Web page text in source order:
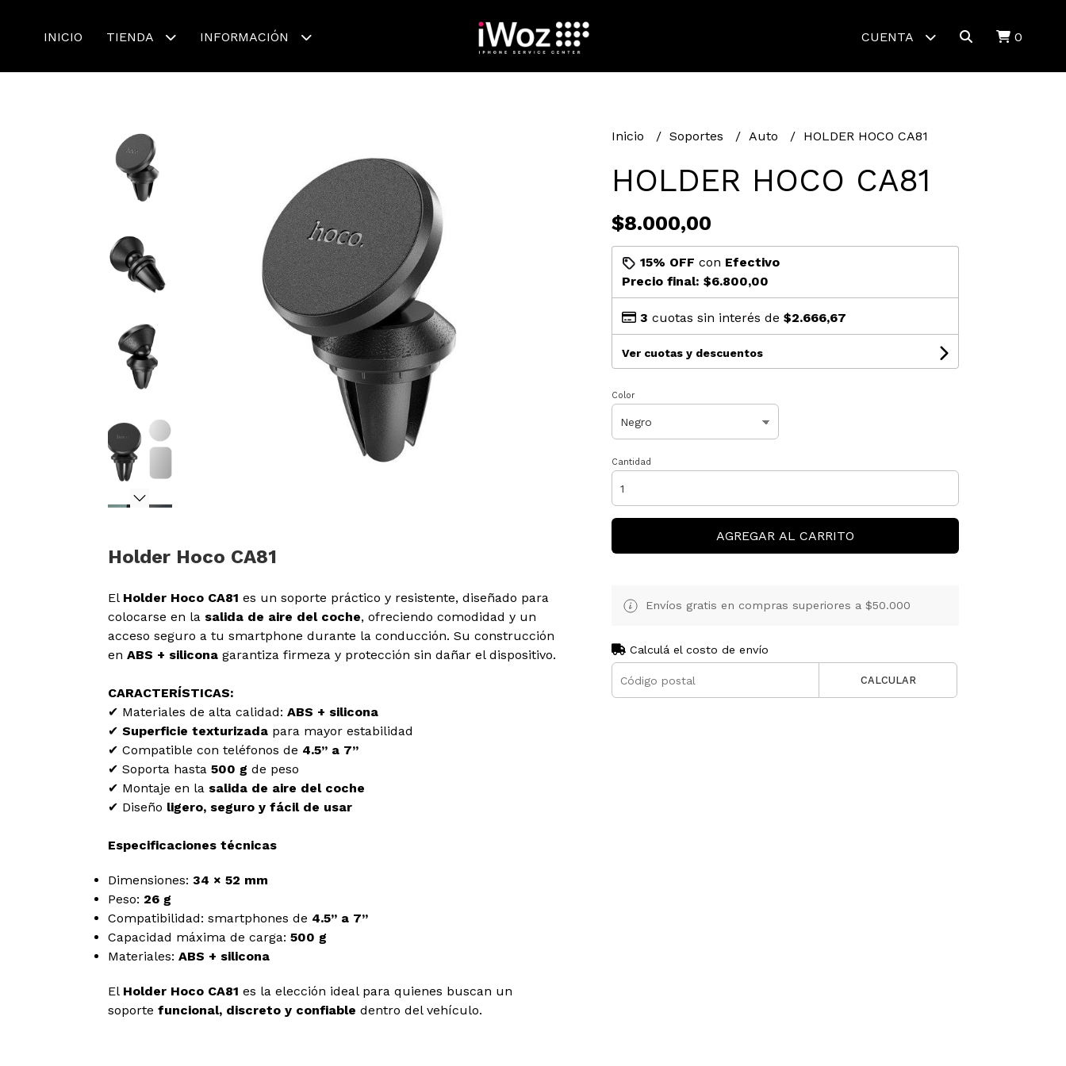
INICIO TIENDA INFORMACIÓN CUENTA 0
Holder Hoco CA81
El Holder Hoco CA81 es un soporte práctico y resistente, diseñado para
colocarse en la salida de aire del coche, ofreciendo comodidad y un
acceso seguro a tu smartphone durante la conducción. Su construcción
en ABS + siliconagarantiza firmeza y protección sin dañar el dispositivo.
CARACTERÍSTICAS:
✔ Materiales de alta calidad: ABS + silicona
✔ Superficie texturizadapara mayor estabilidad
✔ Compatible con teléfonos de 4.5’’ a 7’’
✔ Soporta hasta 500 g de peso
✔ Montaje en la salida de aire del coche
✔ Diseño ligero, seguro y fácil de usar
Especificaciones técnicas
Dimensiones: 34 × 52 mm
Peso: 26 g
Compatibilidad: smartphones de 4.5’’ a 7’’
Capacidad máxima de carga: 500 g
Materiales: ABS + silicona
El Holder Hoco CA81 es la elección ideal para quienes buscan un
soporte funcional, discreto y confiable dentro del vehículo.
Inicio Soportes Auto HOLDER HOCO CA81
HOLDER HOCO CA81
$8.000,00
15% OFF con Efectivo
Precio final: $6.800,00
3 cuotas sin interés de $2.666,67
Ver cuotas y descuentos
Color
Cantidad
AGREGAR AL CARRITO
Envíos gratis en compras superiores a $50.000
Calculá el costo de envío
CALCULAR